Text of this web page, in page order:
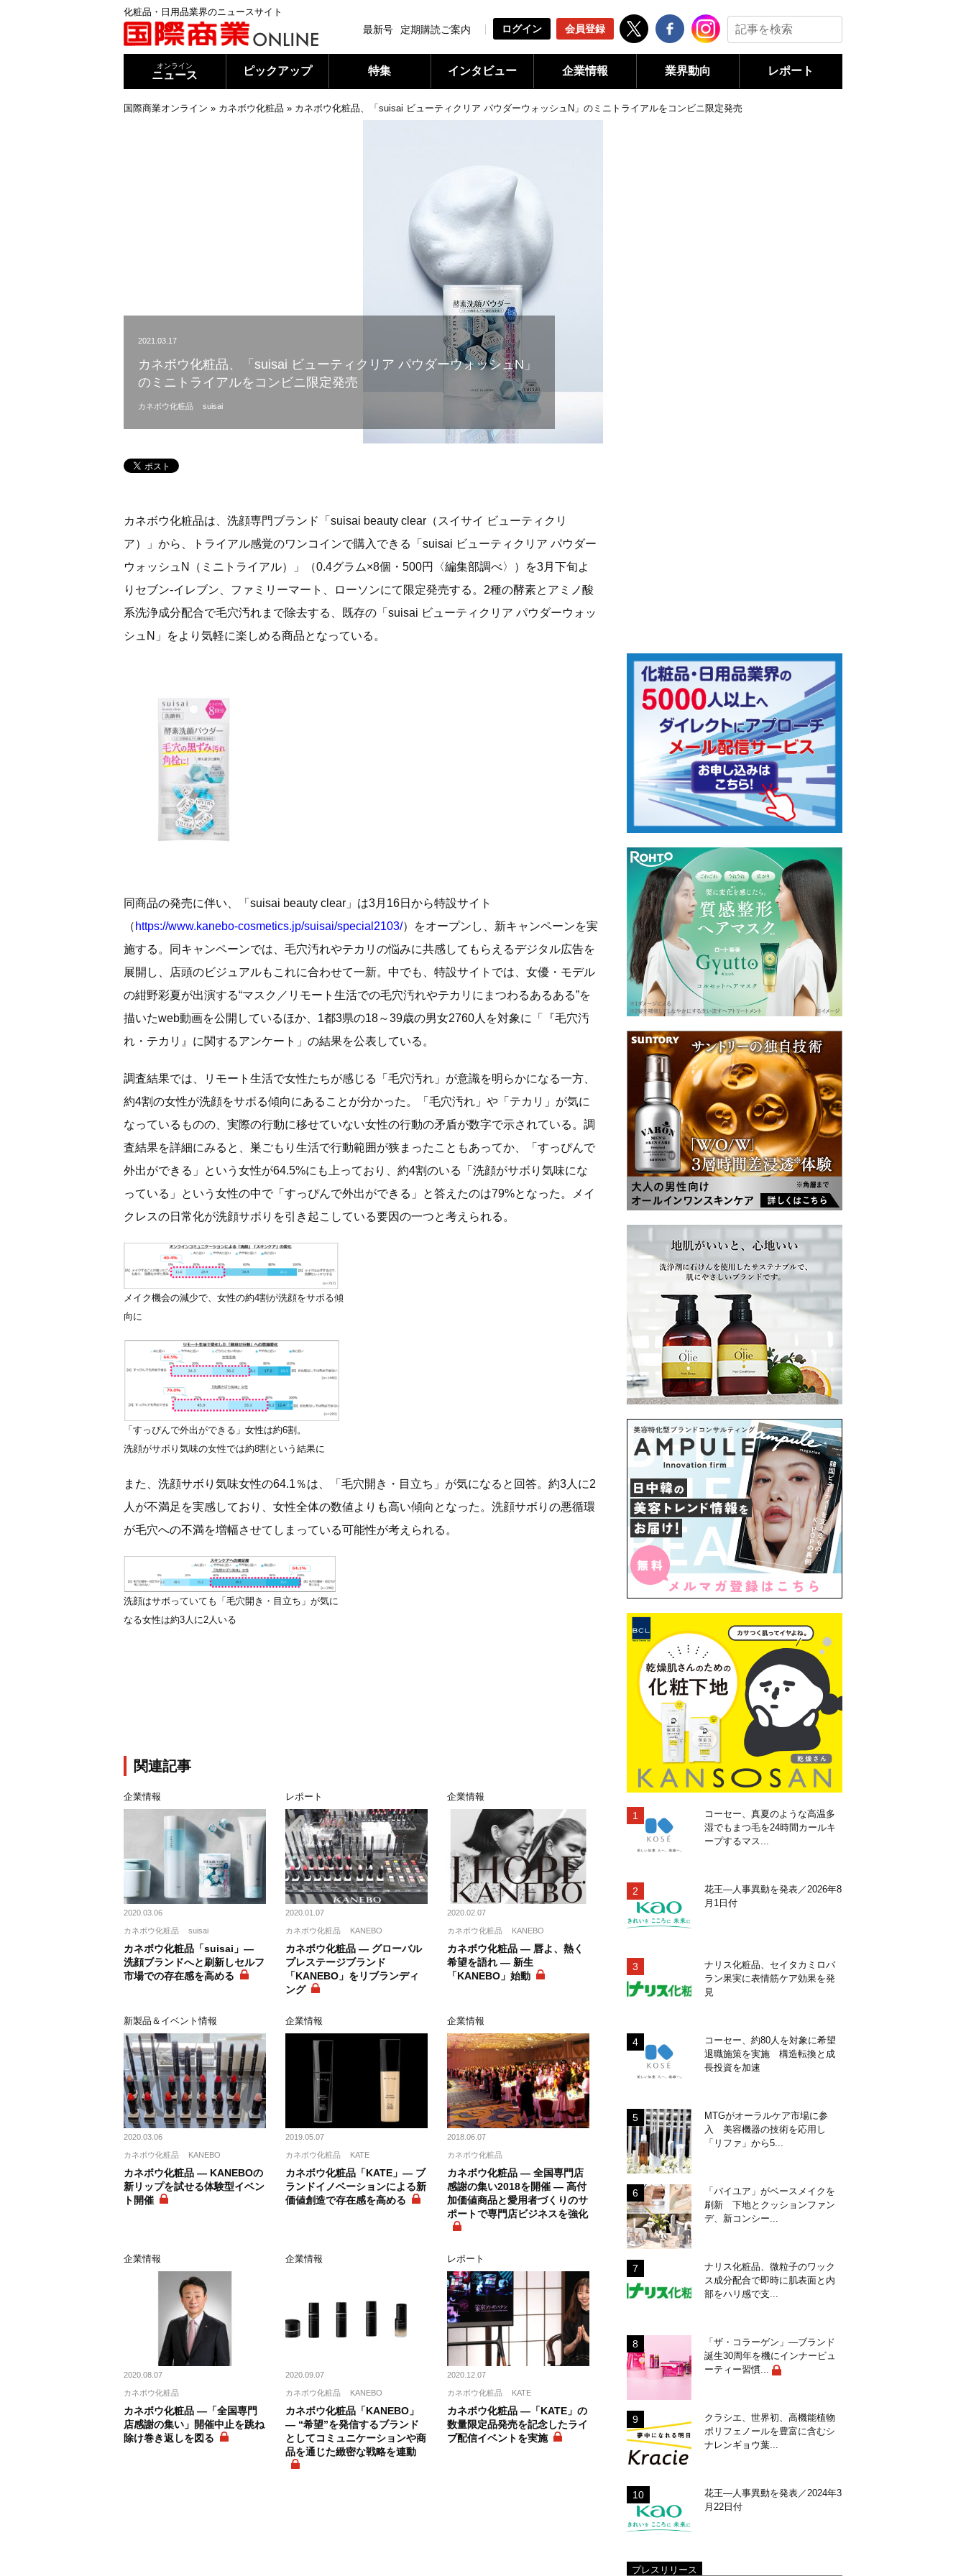
化粧品・日用品業界のニュースサイト
最新号 定期購読ご案内 ログイン 会員登録
オンライン
ニュース ピックアップ 特集 インタビュー 企業情報 業界動向 レポート
国際商業オンライン » カネボウ化粧品 » カネボウ化粧品、「suisai ビューティクリア パウダーウォッシュN」のミニトライアルをコンビニ限定発売
2021.03.17
カネボウ化粧品、「suisai ビューティクリア パウダーウォッシュN」
のミニトライアルをコンビニ限定発売
カネボウ化粧品 suisai
カネボウ化粧品は、洗顔専門ブランド「suisai beauty clear（スイサイ ビューティクリ
ア）」から、トライアル感覚のワンコインで購入できる「suisai ビューティクリア パウダー
ウォッシュN（ミニトライアル）」（0.4グラム×8個・500円〈編集部調べ〉）を3月下旬よ
りセブン‐イレブン、ファミリーマート、ローソンにて限定発売する。2種の酵素とアミノ酸
系洗浄成分配合で毛穴汚れまで除去する、既存の「suisai ビューティクリア パウダーウォッ
シュN」をより気軽に楽しめる商品となっている。
同商品の発売に伴い、「suisai beauty clear」は3月16日から特設サイト
（ https://www.kanebo-cosmetics.jp/suisai/special2103/）をオープンし、新キャンペーンを実
施する。同キャンペーンでは、毛穴汚れやテカリの悩みに共感してもらえるデジタル広告を
展開し、店頭のビジュアルもこれに合わせて一新。中でも、特設サイトでは、女優・モデル
の紺野彩夏が出演する“マスク／リモート生活での毛穴汚れやテカリにまつわるあるある”を
描いたweb動画を公開しているほか、1都3県の18～39歳の男女2760人を対象に「『毛穴汚
れ・テカリ』に関するアンケート」の結果を公表している。
調査結果では、リモート生活で女性たちが感じる「毛穴汚れ」が意識を明らかになる一方、
約4割の女性が洗顔をサボる傾向にあることが分かった。「毛穴汚れ」や「テカリ」が気に
なっているものの、実際の行動に移せていない女性の行動の矛盾が数字で示されている。調
査結果を詳細にみると、巣ごもり生活で行動範囲が狭まったこともあってか、「すっぴんで
外出ができる」という女性が64.5%にも上っており、約4割のいる「洗顔がサボり気味にな
っている」という女性の中で「すっぴんで外出ができる」と答えたのは79%となった。メイ
クレスの日常化が洗顔サボりを引き起こしている要因の一つと考えられる。
メイク機会の減少で、女性の約4割が洗顔をサボる傾
向に
「すっぴんで外出ができる」女性は約6割。
洗顔がサボり気味の女性では約8割という結果に
また、洗顔サボり気味女性の64.1％は、「毛穴開き・目立ち」が気になると回答。約3人に2
人が不満足を実感しており、女性全体の数値よりも高い傾向となった。洗顔サボりの悪循環
が毛穴への不満を増幅させてしまっている可能性が考えられる。
洗顔はサボっていても「毛穴開き・目立ち」が気に
なる女性は約3人に2人いる
関連記事
企業情報
2020.03.06
カネボウ化粧品 suisai
カネボウ化粧品「suisai」―
洗顔ブランドへと刷新しセルフ
市場での存在感を高める
レポート
2020.01.07
カネボウ化粧品 KANEBO
カネボウ化粧品 ― グローバル
プレステージブランド
「KANEBO」をリブランディ
ング
企業情報
2020.02.07
カネボウ化粧品 KANEBO
カネボウ化粧品 ― 唇よ、熱く
希望を語れ ― 新生
「KANEBO」始動
新製品＆イベント情報
2020.03.06
カネボウ化粧品 KANEBO
カネボウ化粧品 ― KANEBOの
新リップを試せる体験型イベン
ト開催
企業情報
2019.05.07
カネボウ化粧品 KATE
カネボウ化粧品「KATE」― ブ
ランドイノベーションによる新
価値創造で存在感を高める
企業情報
2018.06.07
カネボウ化粧品
カネボウ化粧品 ― 全国専門店
感謝の集い2018を開催 ― 高付
加価値商品と愛用者づくりのサ
ポートで専門店ビジネスを強化
企業情報
2020.08.07
カネボウ化粧品
カネボウ化粧品 ―「全国専門
店感謝の集い」開催中止を跳ね
除け巻き返しを図る
企業情報
2020.09.07
カネボウ化粧品 KANEBO
カネボウ化粧品「KANEBO」
― “希望”を発信するブランド
としてコミュニケーションや商
品を通じた緻密な戦略を連動
レポート
2020.12.07
カネボウ化粧品 KATE
カネボウ化粧品 ―「KATE」の
数量限定品発売を記念したライ
ブ配信イベントを実施
コーセー、真夏のような高温多
湿でもまつ毛を24時間カールキ
ープするマス...
花王―人事異動を発表／2026年8
月1日付
ナリス化粧品、セイタカミロバ
ラン果実に表情筋ケア効果を発
見
コーセー、約80人を対象に希望
退職施策を実施 構造転換と成
長投資を加速
MTGがオーラルケア市場に参
入 美容機器の技術を応用し
「リファ」から5...
「バイユア」がベースメイクを
刷新 下地とクッションファン
デ、新コンシー...
ナリス化粧品、微粒子のワック
ス成分配合で即時に肌表面と内
部をハリ感で支...
「ザ・コラーゲン」―ブランド
誕生30周年を機にインナービュ
ーティー習慣...
クラシエ、世界初、高機能植物
ポリフェノールを豊富に含むシ
ナレンギョウ葉...
花王―人事異動を発表／2024年3
月22日付
プレスリリース